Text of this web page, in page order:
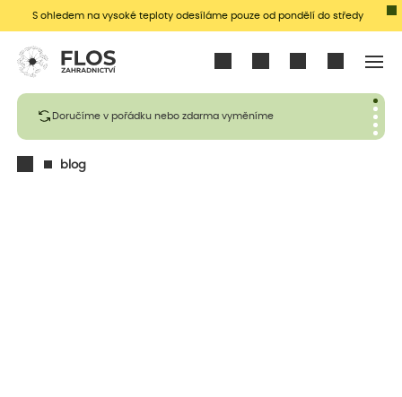
S ohledem na vysoké teploty odesíláme pouze od pondělí do středy
Doručíme v pořádku nebo zdarma vyměníme
blog